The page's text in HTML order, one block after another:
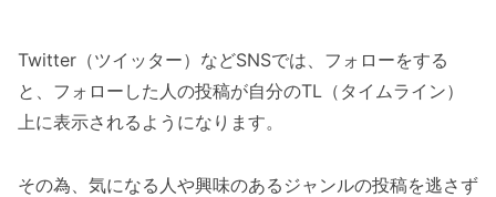
Twitter（ツイッター）などSNSでは、フォローをする
と、フォローした人の投稿が自分のTL（タイムライン）
上に表示されるようになります。
その為、気になる人や興味のあるジャンルの投稿を逃さず